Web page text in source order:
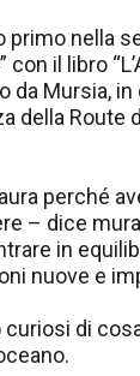
nella
il libro
da Mursia,
della Route
perché
– dice
in
nuove e
curiosi di